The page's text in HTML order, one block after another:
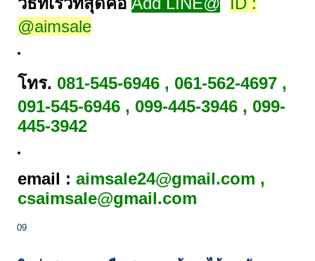
@aimsale
โทร. 081-545-6946 , 061-562-4697 ,
091-545-6946 , 099-445-3946 , 099-
445-3942
email : aimsale24@gmail.com ,
csaimsale@gmail.com
09